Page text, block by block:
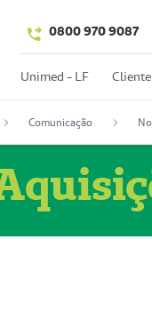
0800 970 9087
Unimed - LF Cliente
Comunicação